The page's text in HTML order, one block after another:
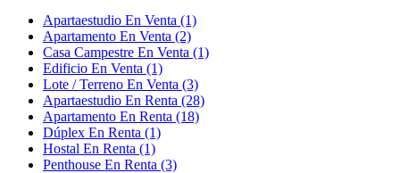
Apartaestudio En Venta (1)
Apartamento En Venta (2)
Casa Campestre En Venta (1)
Edificio En Venta (1)
Lote / Terreno En Venta (3)
Apartaestudio En Renta (28)
Apartamento En Renta (18)
Dúplex En Renta (1)
Hostal En Renta (1)
Penthouse En Renta (3)